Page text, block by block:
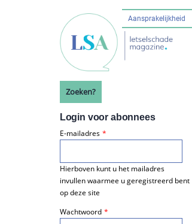
Hoofdnavigatie
Aansprakelijkheid
Zoeken?
Login voor abonnees
E-mailadres
Hierboven kunt u het mailadres
invullen waarmee u geregistreerd bent
op deze site
Wachtwoord